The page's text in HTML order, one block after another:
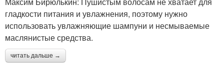
гладкости питания и увлажнения, поэтому нужно
использовать увлажняющие шампуни и несмываемые
маслянистые средства.
читать дальше →